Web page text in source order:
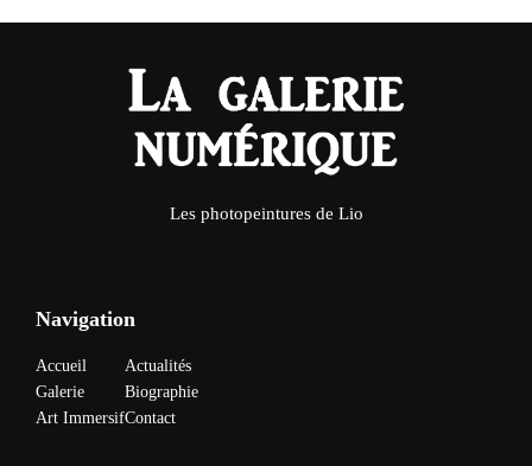
Les photopeintures de Lio
Navigation
Accueil
Galerie
Art Immersif
Actualités
Biographie
Contact